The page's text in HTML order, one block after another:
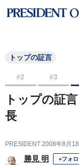
トップの証言
#2 #3
トップの証
長
PRESIDENT 2008年8月
勝見 明 +フォ